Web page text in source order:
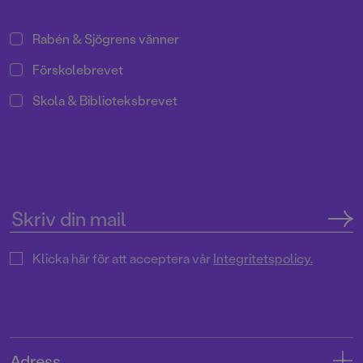
Rabén & Sjögrens vänner
Förskolebrevet
Skola & Biblioteksbrevet
Klicka här för att acceptera vårIntegritetspolicy.